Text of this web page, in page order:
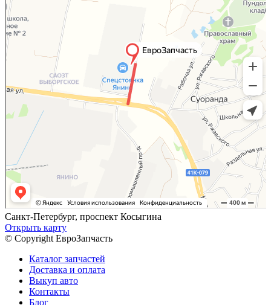
Санкт-Петербург, проспект Косыгина
Открыть карту
© Copyright ЕвроЗапчасть
Каталог запчастей
Доставка и оплата
Выкуп авто
Контакты
Блог